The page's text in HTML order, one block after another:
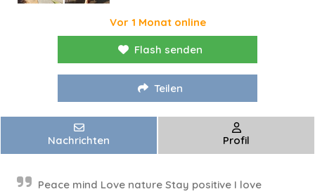
Vor 1 Monat online
Flash senden
Teilen
Nachrichten Profil
Peace mind Love nature Stay positive I love